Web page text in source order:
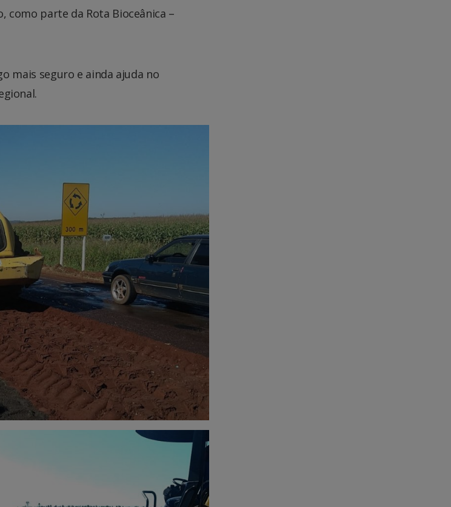
como parte da Rota Bioceânica –
mais seguro e ainda ajuda no